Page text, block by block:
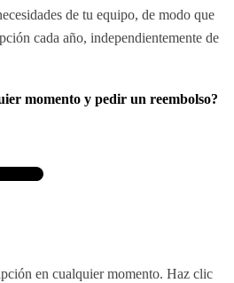
de tu equipo, de modo que
cada año, independientemente de
momento y pedir un reembolso?
en cualquier momento. Haz clic